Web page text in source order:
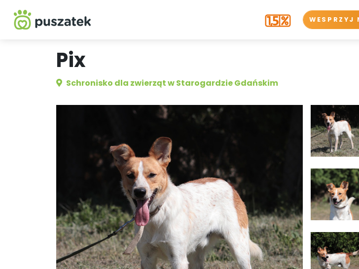
WESPRZYJ
Pix
Schronisko dla zwierząt w Starogardzie Gdańskim